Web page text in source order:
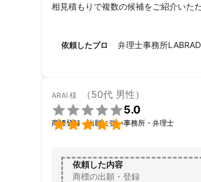
相見積もりで複数の候補をご紹介いた
案を頂くことができ、とても助かりまし
阻害する事のない、理想的な登録が出
手続きの流れのご説明もわかりやすく
けました。
依頼したプロ 弁理士事務所
ARAI 様 （50代 男性）


5.0
商標登録・出願に強い事務所・弁理士
依頼した内容
商標の出願・登録